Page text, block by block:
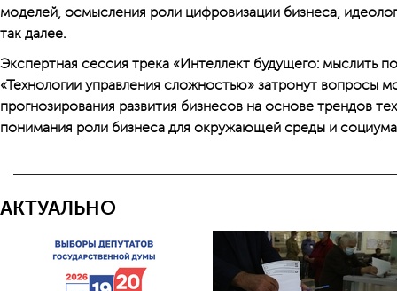
моделей, осмысления роли цифровизации бизнеса,
так далее.
Экспертная сессия трека «Интеллект будущего: мыслить
«Технологии управления сложностью» затронут вопросы
прогнозирования развития бизнесов на основе трендов
понимания роли бизнеса для окружающей среды и
АКТУАЛЬНО